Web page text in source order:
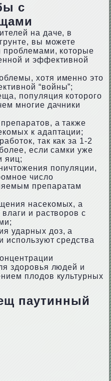
с
на даче, в
вы можете
проблемами, которые
и эффективной
хотя именно это
“войны”;
популяция которого
многие дачники
а также
к адаптации;
так как за 1-2
если самки уже
яиц;
популяции,
число
препаратам
насекомых, а
и растворов с
ударных доз, а
используют средства
здоровья людей и
плодов культурных
паутинный